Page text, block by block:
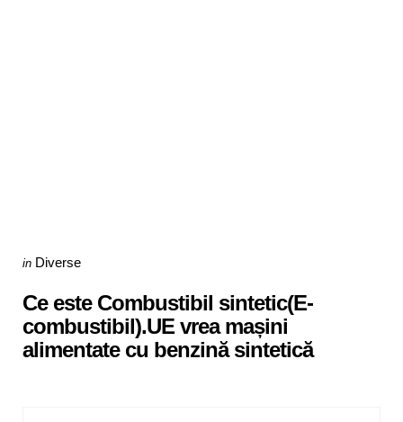
Categories
Posted
in Diverse
Ce este Combustibil sintetic(E-
combustibil).UE vrea mașini
alimentate cu benzină sintetică